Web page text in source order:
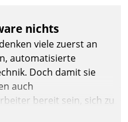
und automatisierte
zu viel erwarten: Allein
Software ist es nicht
von Unternehmen
zu hinterfragen
nichts
viele zuerst an
automatisierte
Doch damit sie
auch
bereit sein, sich zu
werden sie an ihr